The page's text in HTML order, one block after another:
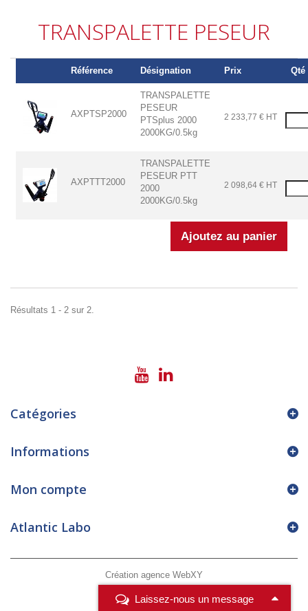
Laissez-nous un message
TRANSPALETTE PESEUR
Référence Désignation Prix Qté
AXPTSP2000
TRANSPALETTE
PESEUR
PTSplus 2000
2000KG/0.5kg
2 233,77 € HT
AXPTTT2000
TRANSPALETTE
PESEUR PTT
2000
2000KG/0.5kg
2 098,64 € HT
Résultats 1 - 2 sur 2.
Catégories
Informations
Création agence WebXY
Mon compte
Atlantic Labo